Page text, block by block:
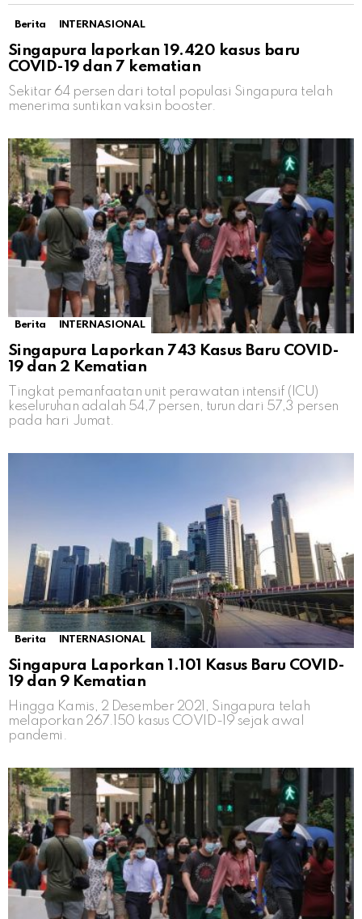
Berita INTERNASIONAL
Singapura laporkan 19.420 kasus baru
COVID-19 dan 7 kematian
Sekitar 64 persen dari total populasi Singapura telah
menerima suntikan vaksin booster.
Berita INTERNASIONAL
Singapura Laporkan 743 Kasus Baru COVID-
19 dan 2 Kematian
Tingkat pemanfaatan unit perawatan intensif (ICU)
keseluruhan adalah 54,7 persen, turun dari 57,3 persen
pada hari Jumat.
Berita INTERNASIONAL
Singapura Laporkan 1.101 Kasus Baru COVID-
19 dan 9 Kematian
Hingga Kamis, 2 Desember 2021, Singapura telah
melaporkan 267.150 kasus COVID-19 sejak awal
pandemi.